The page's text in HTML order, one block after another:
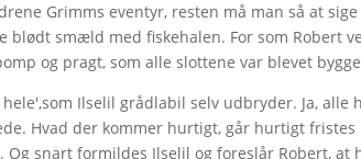
Grimms eventyr, resten må man så at
blødt smæld med fiskehalen. For som Robert
og pragt, som alle slottene var blevet
Ilselil grådlabil selv udbryder. Ja,
Hvad der kommer hurtigt, går hurtigt
Og snart formildes Ilselil og foreslår Robert, at